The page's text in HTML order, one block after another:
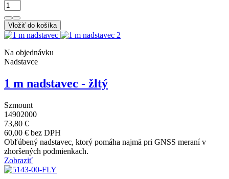
Vložiť do košíka
Na objednávku
Nadstavce
1 m nadstavec - žltý
Szmount
14902000
73,80 €
60,00 € bez DPH
Obľúbený nadstavec, ktorý pomáha najmä pri GNSS meraní v
zhoršených podmienkach.
Zobraziť